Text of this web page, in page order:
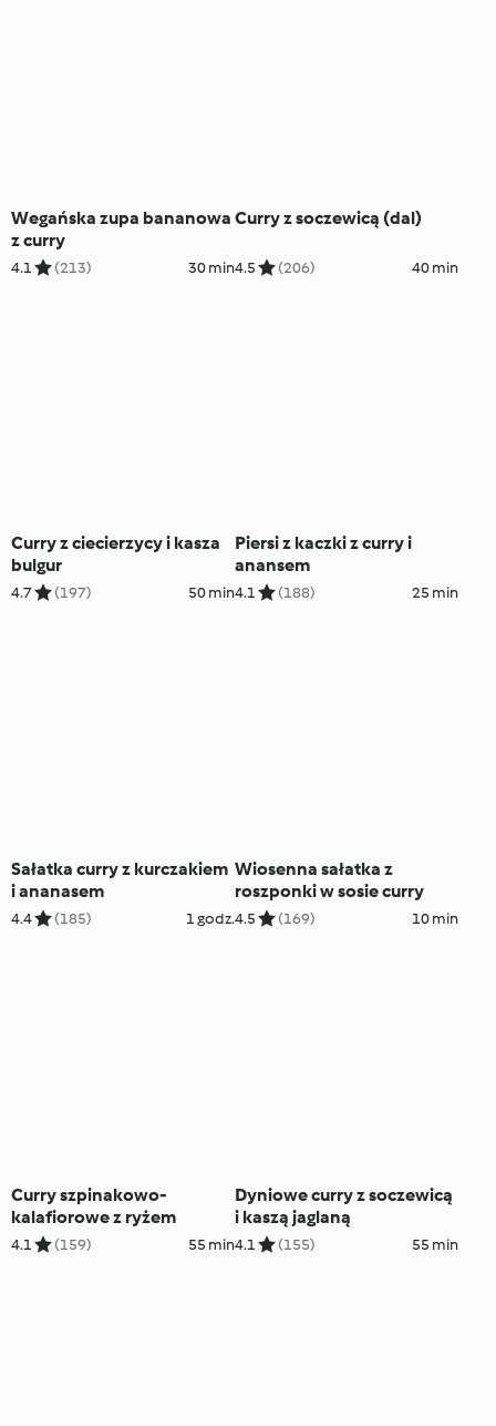
Wegańska zupa bananowa
z curry
4.1 (213) 30 min
Curry z soczewicą (dal)
4.5 (206) 40 min
Curry z ciecierzycy i kasza
bulgur
4.7 (197) 50 min
Piersi z kaczki z curry i
anansem
4.1 (188) 25 min
Sałatka curry z kurczakiem
i ananasem
4.4 (185) 1 godz.
Wiosenna sałatka z
roszponki w sosie curry
4.5 (169) 10 min
Curry szpinakowo-
kalafiorowe z ryżem
4.1 (159) 55 min
Dyniowe curry z soczewicą
i kaszą jaglaną
4.1 (155) 55 min